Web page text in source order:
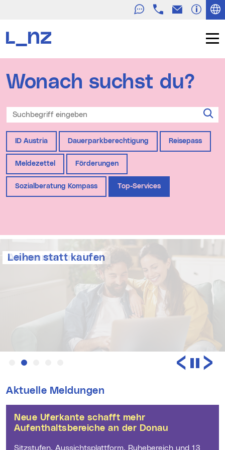
TelefonE-Mail
Stadt Linz Startseite
Wonach suchst du?
Suchbegriff eingeben
ID Austria Dauerparkberechtigung Reisepass
Meldezettel Förderungen
Sozialberatung Kompass Top-Services
Leihen statt kaufen